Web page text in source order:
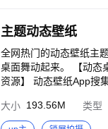
来电秀让你的手机炫到爆。 【动态&小视频】 热门高清视频动态壁纸，放到手机锁屏上一起嗨，更多令人
频彩铃来电秀，快让手
集，好看又好玩哦 【新
【高清&无水印】 高清
灵鸡汤、美女明星、可
炫爆好友圈，拉分又有
时随地轻松搜索一键搞定 超拉风超酷炫动态主题壁纸，高清无水印元气美图，让你的大屏更时尚更有范儿~ 壁纸多多
主题动态壁纸
全网热门的动态壁纸主
桌面舞动起来。 【动态桌面】 把网上流行的短视频做成动态壁纸，简单操作即可制作专属个性高清视频桌面。 【海量
资源】 动态壁纸App搜
成动态壁纸桌面。界面简洁清爽，操作简单方便。 【
有不一样的感觉，换一款属于自己的视频桌面。 内容来源
大小 193.56M 类型